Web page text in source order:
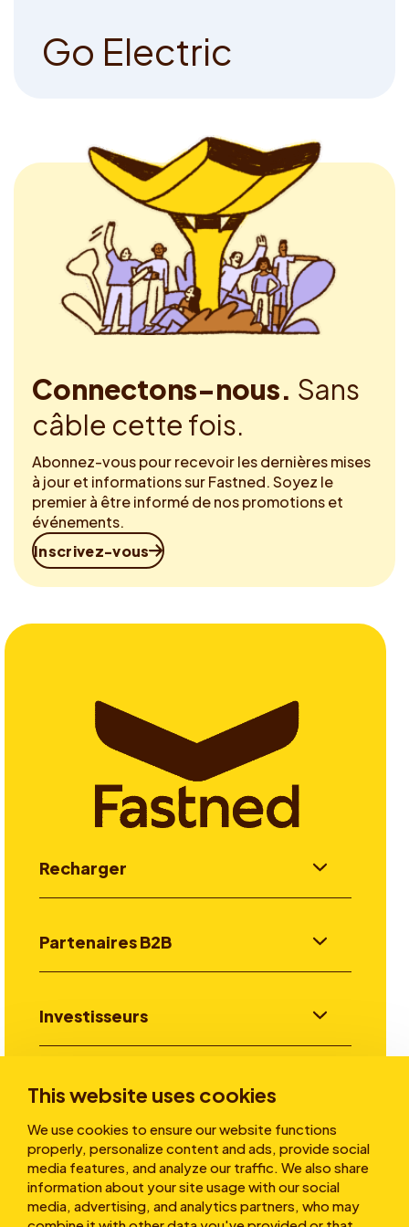
This website uses cookies
We use cookies to ensure our website functions
properly, personalize content and ads, provide social
media features, and analyze our traffic. We also share
information about your site usage with our social
media, advertising, and analytics partners, who may
Go Electric
Connectons-nous. Sans
câble cette fois.
Abonnez-vous pour recevoir les dernières mises
à jour et informations sur Fastned. Soyez le
premier à être informé de nos promotions et
événements.
Inscrivez-vous
Recharger
Partenaires B2B
Investisseurs
Aller plus loin
A propos